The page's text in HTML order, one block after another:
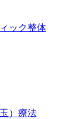
ック整体
）療法